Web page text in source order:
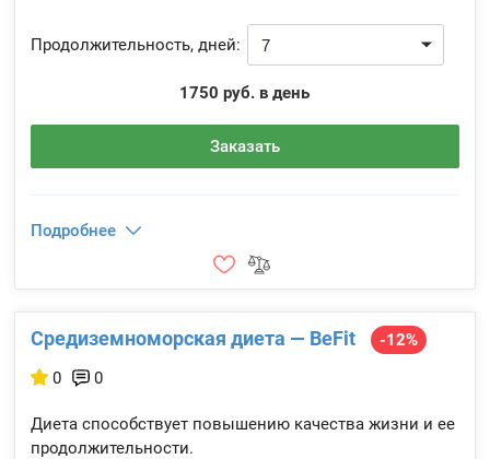
Продолжительность, дней:
1750 руб. в день
Заказать
Подробнее
Средизем­номорская диета — BeFit
-12%
0
0
Диета способствует повышению качества жизни и ее
продолжительности.